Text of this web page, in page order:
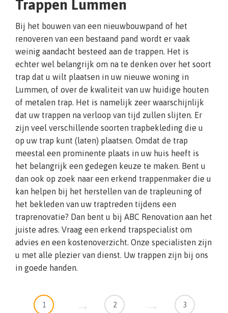
Trappen Lummen
Bij het bouwen van een nieuwbouwpand of het
renoveren van een bestaand pand wordt er vaak
weinig aandacht besteed aan de trappen. Het is
echter wel belangrijk om na te denken over het soort
trap dat u wilt plaatsen in uw nieuwe woning in
Lummen, of over de kwaliteit van uw huidige houten
of metalen trap. Het is namelijk zeer waarschijnlijk
dat uw trappen na verloop van tijd zullen slijten. Er
zijn veel verschillende soorten trapbekleding die u
op uw trap kunt (laten) plaatsen. Omdat de trap
meestal een prominente plaats in uw huis heeft is
het belangrijk een gedegen keuze te maken. Bent u
dan ook op zoek naar een erkend trappenmaker die u
kan helpen bij het herstellen van de trapleuning of
het bekleden van uw traptreden tijdens een
traprenovatie? Dan bent u bij ABC Renovation aan het
juiste adres. Vraag een erkend trapspecialist om
advies en een kostenoverzicht. Onze specialisten zijn
u met alle plezier van dienst. Uw trappen zijn bij ons
in goede handen.
1 2 3